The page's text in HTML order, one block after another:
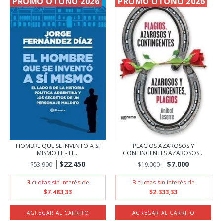
HOMBRE QUE SE INVENTO A SI
MISMO EL - FE...
$53.900
$22.450
3 cuotas sin interés de
$7.483,33
PLAGIOS AZAROSOS Y
CONTINGENTES AZAROSOS...
$19.000
$7.000
3 cuotas sin interés de
$2.333,33